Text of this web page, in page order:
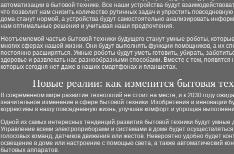
автоматизации в бытовой технике. Все наши устройства будут
что позволит нам снизить количество рутинных задач и упростить
дома станут нормой, а устройства будут самостоятельно анализировать
нам оптимальные решения и учитывая наши предпочтения.
Неотъемлемой частью бытовой техники будущего станут умные роботы,
многих сферах нашей жизни. Они будут выполнять функции помощников, а их
постоянно расширяться. Умные роботы будут уметь готовить, убирать,
здоровье и развлекать нас разнообразными способами. Вместе с тем, появятся
которых сегодня нет даже в наших смартфонах и планшетах.
Новые реалии: как изменится бытовая
В современном мире развитие технологий не стоит на месте, и к 2030 году
значительное изменение в сфере бытовой техники. Изобретения и инновации
коррективы в нашу повседневную жизнь, улучшая комфорт и упрощая
Одной из самых интересных тенденций развития бытовой техники будут умные
Управление всеми электроприборами и системами в доме будет
голосовых команд, датчиков движения или жестов. Невероятно удобно будет
освещение в доме или настроение с помощью света, а также автоматический
бытовых аппаратов.